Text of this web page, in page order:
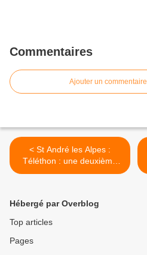
Commentaires
Ajouter un commentaire
< St André les Alpes :
Téléthon : une deuxième
journée hyper réussie.
Hébergé par Overblog
Top articles
Pages